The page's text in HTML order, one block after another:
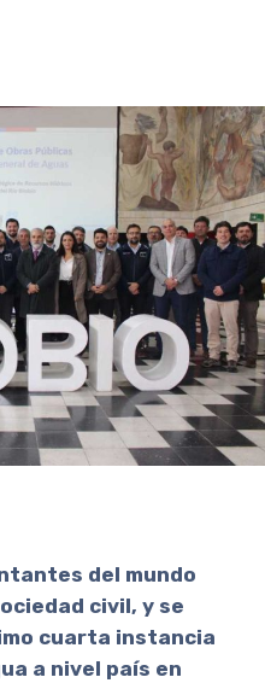
del mundo
civil, y se
cuarta instancia
a nivel país en